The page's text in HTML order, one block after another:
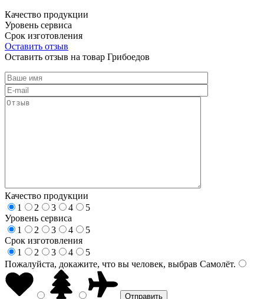
Качество продукции
Уровень сервиса
Срок изготовления
Оставить отзыв
Оставить отзыв на товар Грибоедов
Качество продукции
1
2 3 4
5
Уровень сервиса
1
2 3 4
5
Срок изготовления
1
2 3 4
5
Пожалуйста, докажите, что вы человек, выбрав Самолёт.